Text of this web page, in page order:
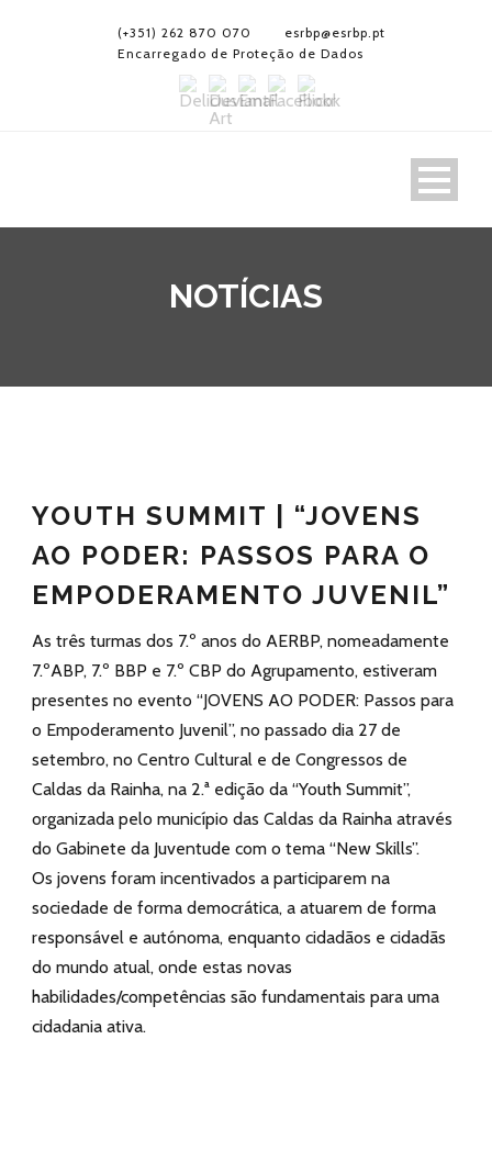
(+351) 262 870 070
esrbp@esrbp.pt
Encarregado de Proteção de Dados
NOTÍCIAS
YOUTH SUMMIT | “JOVENS
AO PODER: PASSOS PARA O
EMPODERAMENTO JUVENIL”
As três turmas dos 7.º anos do AERBP, nomeadamente
7.ºABP, 7.º BBP e 7.º CBP do Agrupamento, estiveram
presentes no evento “JOVENS AO PODER: Passos para
o Empoderamento Juvenil”, no passado dia 27 de
setembro, no Centro Cultural e de Congressos de
Caldas da Rainha, na 2.ª edição da “Youth Summit”,
organizada pelo município das Caldas da Rainha através
do Gabinete da Juventude com o tema “New Skills”.
Os jovens foram incentivados a participarem na
sociedade de forma democrática, a atuarem de forma
responsável e autónoma, enquanto cidadãos e cidadãs
do mundo atual, onde estas novas
habilidades/competências são fundamentais para uma
cidadania ativa.